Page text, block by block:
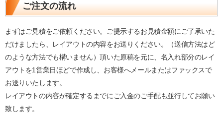
ご注文の流れ
まずはご見積をご依頼ください。ご提示するお見積金額にご了承いた
だけましたら、レイアウトの内容をお送りください。（送信方法はど
のような方法でも構いません）頂いた原稿を元に、名入れ部分のレイ
アウトを1営業日ほどで作成し、お客様へメールまたはファックスで
お送りいたします。
レイアウトの内容が確定するまでにご入金のご手配も並行してお願い
致します。